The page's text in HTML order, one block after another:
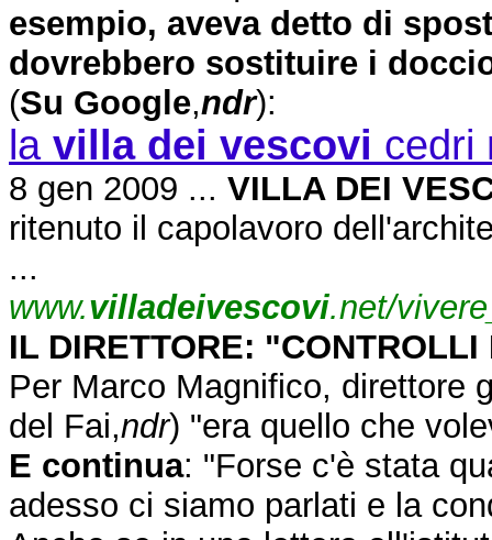
esempio, aveva detto di
dovrebbero sostituire i
(Su Google,ndr):
la villa dei vescovi cedri
8 gen 2009 ... VILLA DEI
ritenuto il capolavoro
...
www.villadeivescovi.net/
IL DIRETTORE:
Per Marco Magnifico, direttore
del Fai,ndr) "era quello che
E continua: "Forse c'è stata
adesso ci siamo parlati e la